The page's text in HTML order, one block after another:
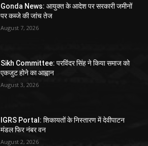
Gonda News: आयुक्त के आदेश पर सरकारी जमीनों
पर कब्जे की जांच तेज
August 7, 2026
Sikh Committee: परविंदर सिंह ने किया समाज को
एकजुट होने का आह्वान
August 3, 2026
IGRS Portal: शिकायतों के निस्तारण में देवीपाटन
मंडल फिर नंबर वन
August 2, 2026